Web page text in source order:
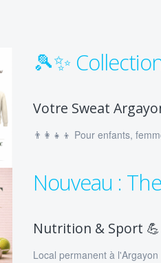
🎾✨
Votre Sweat
👨‍👩‍👧‍👦 Pour enfants,
Nouveau :
Nutrition & Sport 💪
Local permanent à l'Argayon